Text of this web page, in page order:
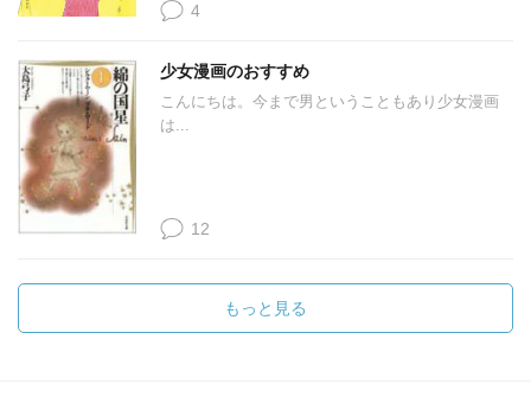
4
少女漫画のおすすめ
こんにちは。今まで男ということもあり少女漫画
は...
12
もっと見る